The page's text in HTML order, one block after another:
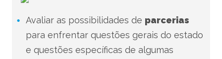
Avaliar as possibilidades de parcerias
para enfrentar questões gerais do estado
e questões específicas de algumas